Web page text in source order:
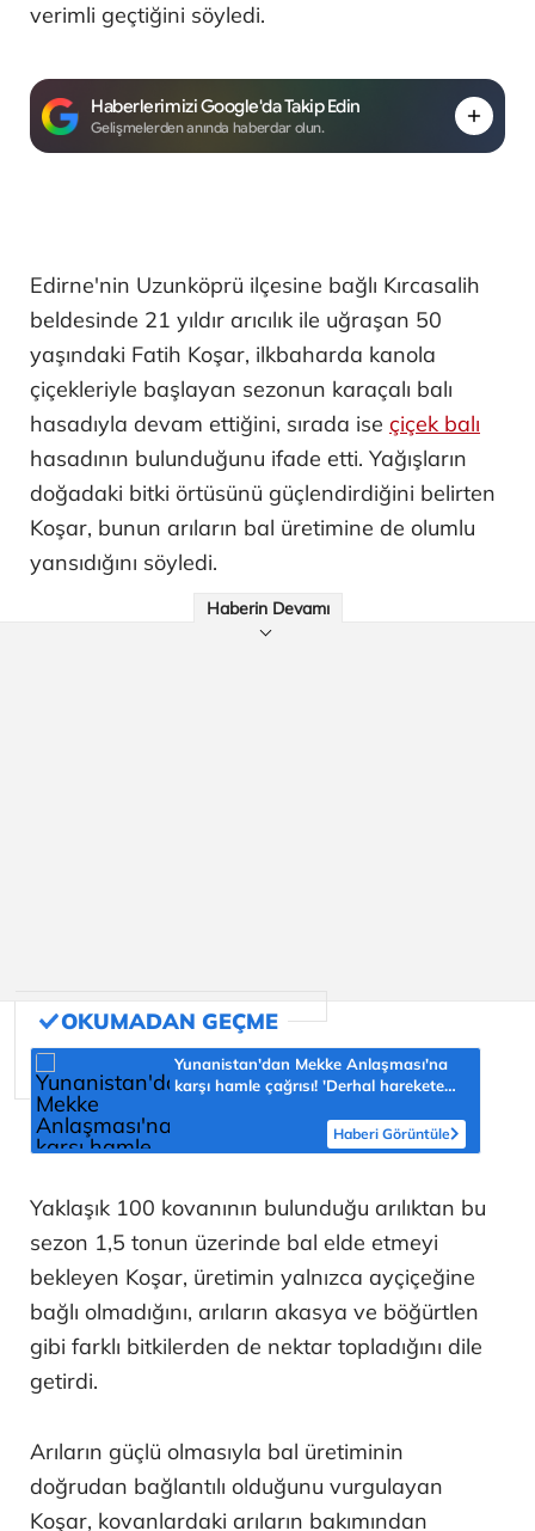
verimli geçtiğini söyledi.
Haberlerimizi Google'da Takip Edin
Gelişmelerden anında haberdar olun.
Edirne'nin Uzunköprü ilçesine bağlı Kırcasalih
beldesinde 21 yıldır arıcılık ile uğraşan 50
yaşındaki Fatih Koşar, ilkbaharda kanola
çiçekleriyle başlayan sezonun karaçalı balı
hasadıyla devam ettiğini, sırada ise çiçek balı
hasadının bulunduğunu ifade etti. Yağışların
doğadaki bitki örtüsünü güçlendirdiğini belirten
Koşar, bunun arıların bal üretimine de olumlu
yansıdığını söyledi.
Haberin Devamı
Yunanistan'dan Mekke Anlaşması'na
karşı hamle çağrısı! 'Derhal harekete
Haberi Görüntüle
Yaklaşık 100 kovanının bulunduğu arılıktan bu
sezon 1,5 tonun üzerinde bal elde etmeyi
bekleyen Koşar, üretimin yalnızca ayçiçeğine
bağlı olmadığını, arıların akasya ve böğürtlen
gibi farklı bitkilerden de nektar topladığını dile
getirdi.
Arıların güçlü olmasıyla bal üretiminin
doğrudan bağlantılı olduğunu vurgulayan
Koşar, kovanlardaki arıların bakımından